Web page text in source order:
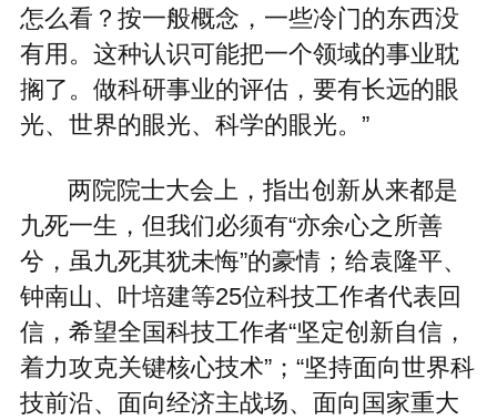
怎么看？按一般概念，一些冷门的东西没
有用。这种认识可能把一个领域的事业耽
搁了。做科研事业的评估，要有长远的眼
光、世界的眼光、科学的眼光。”
两院院士大会上，指出创新从来都是
九死一生，但我们必须有“亦余心之所善
兮，虽九死其犹未悔”的豪情；给袁隆平、
钟南山、叶培建等25位科技工作者代表回
信，希望全国科技工作者“坚定创新自信，
着力攻克关键核心技术”；“坚持面向世界科
技前沿、面向经济主战场、面向国家重大